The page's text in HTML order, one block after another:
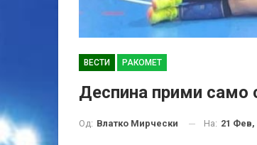
ВЕСТИ РАКОМЕТ
Деспина прими само
Од: Влатко Мирчески На: 21 Фев,